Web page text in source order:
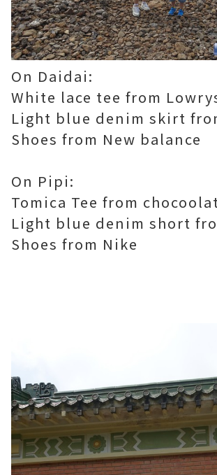
On Daidai:
White lace tee from
Light blue denim skirt
Shoes from New balance
On Pipi:
Tomica Tee from
Light blue denim short
Shoes from Nike